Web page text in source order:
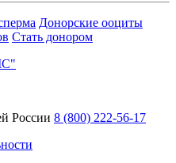
Донорские ооциты
Стать донором
России 8 (800) 222-56-17